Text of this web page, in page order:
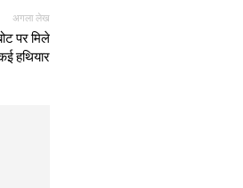
अगला लेख
पर मिले
हथियार